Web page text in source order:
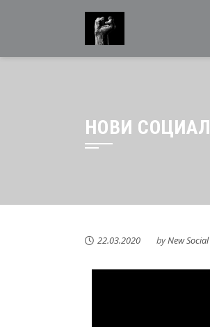
НОВИ
22.03.2020 byNew